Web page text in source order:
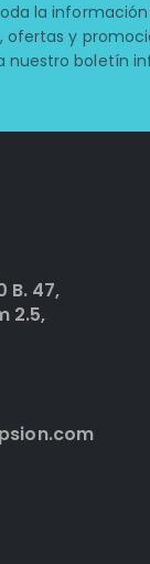
la
ofertas y
nuestro boletín
B. 47,
2.5,